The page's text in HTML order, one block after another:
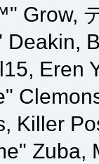
Grow,
Deakin,
Eren
Killer
Zuba,